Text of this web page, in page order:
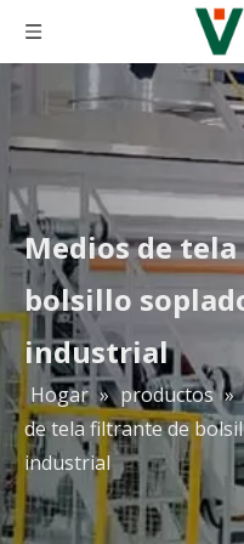
Medios de
bolsillo
industrial
Hogar » productos »
de tela filtrante de
industrial